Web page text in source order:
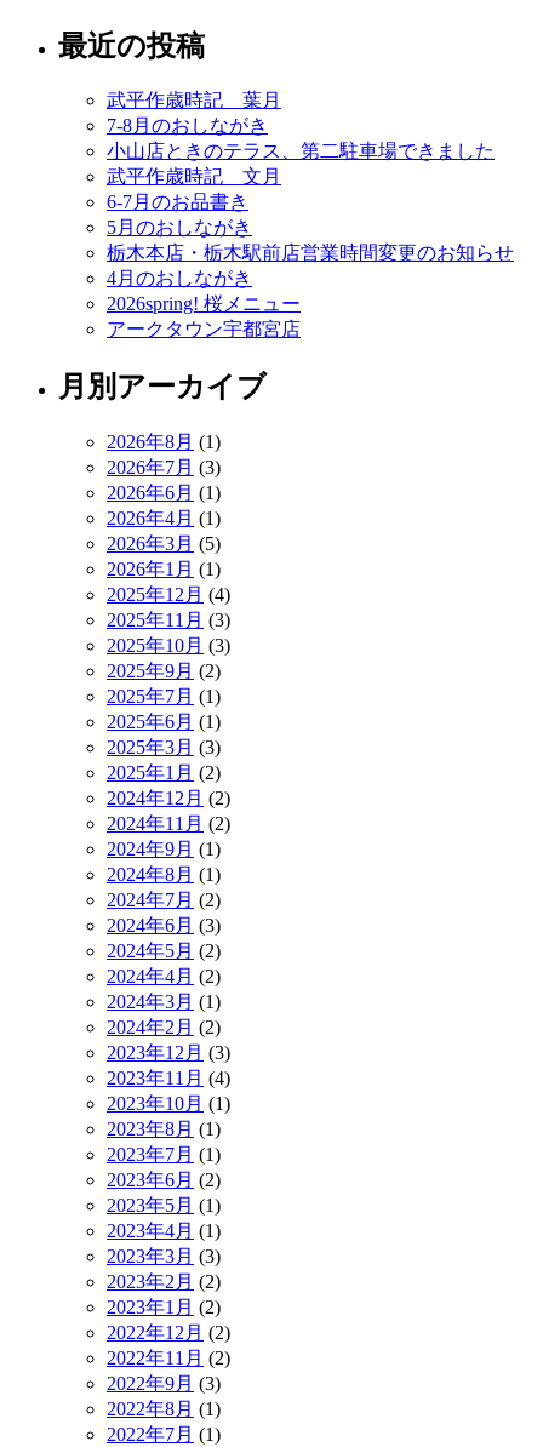
最近の投稿
武平作歳時記 葉月
7-8月のおしながき
小山店ときのテラス、第二駐車場できました
武平作歳時記 文月
6-7月のお品書き
5月のおしながき
栃木本店・栃木駅前店営業時間変更のお知らせ
4月のおしながき
2026spring! 桜メニュー
アークタウン宇都宮店
月別アーカイブ
2026年8月 (1)
2026年7月 (3)
2026年6月 (1)
2026年4月 (1)
2026年3月 (5)
2026年1月 (1)
2025年12月 (4)
2025年11月 (3)
2025年10月 (3)
2025年9月 (2)
2025年7月 (1)
2025年6月 (1)
2025年3月 (3)
2025年1月 (2)
2024年12月 (2)
2024年11月 (2)
2024年9月 (1)
2024年8月 (1)
2024年7月 (2)
2024年6月 (3)
2024年5月 (2)
2024年4月 (2)
2024年3月 (1)
2024年2月 (2)
2023年12月 (3)
2023年11月 (4)
2023年10月 (1)
2023年8月 (1)
2023年7月 (1)
2023年6月 (2)
2023年5月 (1)
2023年4月 (1)
2023年3月 (3)
2023年2月 (2)
2023年1月 (2)
2022年12月 (2)
2022年11月 (2)
2022年9月 (3)
2022年8月 (1)
2022年7月 (1)